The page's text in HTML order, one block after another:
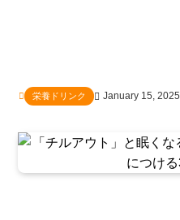
栄養ドリンク January 15, 2025